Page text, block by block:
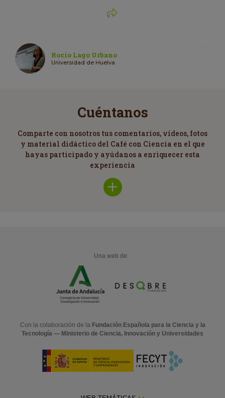
Rocío Lago Urbano
Universidad de Huelva
Cuéntanos
Comparte con nosotros tus comentarios, vídeos, fotos
y material didáctico del Café con Ciencia en el que
hayas participado y ayúdanos a enriquecer esta
experiencia
Una web de:
Con la colaboración de la Fundación Española para la Ciencia y la
Tecnología — Ministerio de Ciencia, Innovación y Universidades